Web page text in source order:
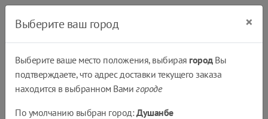
Выберите ваш город ×
Выберите ваше место положения, выбирая городВы
подтверждаете, что адрес доставки текущего заказа
находится в выбранном Вамигороде
По умолчанию выбран город:Душанбе